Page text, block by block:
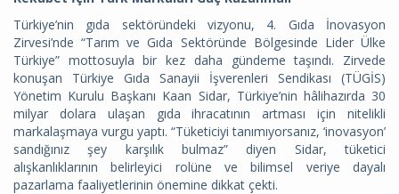
Türkiye’nin gıda sektöründeki vizyonu, 4. Gıda İnovasyon
Zirvesi’nde “Tarım ve Gıda Sektöründe Bölgesinde Lider Ülke
Türkiye” mottosuyla bir kez daha gündeme taşındı. Zirvede
konuşan Türkiye Gıda Sanayii İşverenleri Sendikası (TÜGİS)
Yönetim Kurulu Başkanı Kaan Sidar, Türkiye’nin hâlihazırda 30
milyar dolara ulaşan gıda ihracatının artması için nitelikli
markalaşmaya vurgu yaptı. “Tüketiciyi tanımıyorsanız, ‘inovasyon’
sandığınız şey karşılık bulmaz” diyen Sidar, tüketici
alışkanlıklarının belirleyici rolüne ve bilimsel veriye dayalı
pazarlama faaliyetlerinin önemine dikkat çekti.